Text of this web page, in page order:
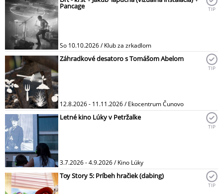
Pancage
So 10.10.2026 / Klub za zrkadlom
TIP
Záhradkové desatoro s Tomášom Abelom
12.8.2026 - 11.11.2026 / Ekocentrum Čunovo
TIP
Letné kino Lúky v Petržalke
3.7.2026 - 4.9.2026 / Kino Lúky
TIP
Toy Story 5: Príbeh hračiek (dabing)
TIP